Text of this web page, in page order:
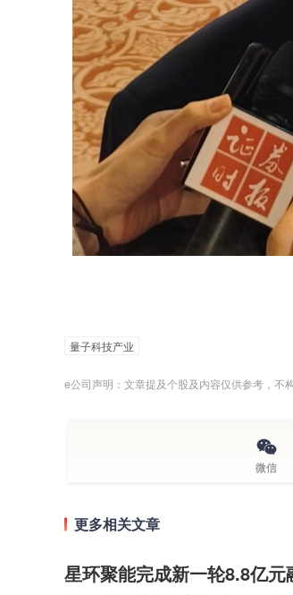
量子科技产业
e公司声明：文章提及个股及内容仅供参考，不
微信
更多相关文章
星环聚能完成新一轮8.8亿